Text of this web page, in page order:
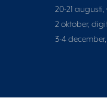
20-21 augusti,
2 oktober,
3-4